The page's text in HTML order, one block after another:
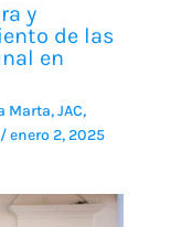
y
de las
en
Marta,JAC,
/enero 2, 2025